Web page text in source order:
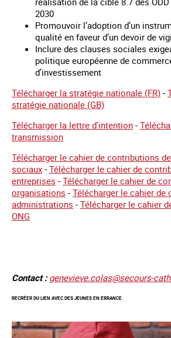
2030
Promouvoir l’adoption d’un
qualité en faveur d’un devoir de
Inclure des clauses sociales
politique européenne de
d’investissement
Télécharger la stratégie nationale (FR) -
stratégie nationale (GB)
Télécharger la lettre d'intention -
transmission
Télécharger le cahier de contributions
sociaux - Télécharger le cahier de
entreprises - Télécharger le cahier de
organisations - Télécharger le cahier de
administrations - Télécharger le cahier
ONG
Contact : genevieve.colas@secours-
RECRÉER DU LIEN AVEC DES JEUNES EN ERRANCE